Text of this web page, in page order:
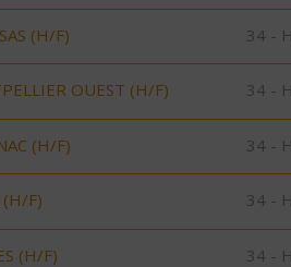
(H/F) 34 -
OUEST (H/F) 34 -
(H/F) 34 -
(H/F) 34 -
(H/F) 34 -